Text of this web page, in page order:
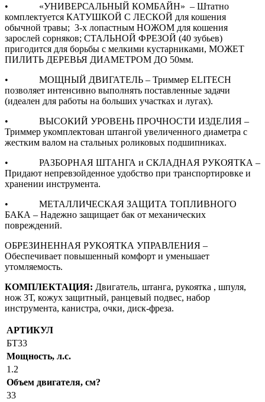
• «УНИВЕРСАЛЬНЫЙ КОМБАЙН» – Штатно
комплектуется КАТУШКОЙ С ЛЕСКОЙ для кошения
обычной травы; 3-х лопастным НОЖОМ для кошения
зарослей сорняков; СТАЛЬНОЙ ФРЕЗОЙ (40 зубьев)
пригодится для борьбы с мелкими кустарниками, МОЖЕТ
ПИЛИТЬ ДЕРЕВЬЯ ДИАМЕТРОМ ДО 50мм.
• МОЩНЫЙ ДВИГАТЕЛЬ – Триммер ELITECH
позволяет интенсивно выполнять поставленные задачи
(идеален для работы на больших участках и лугах).
• ВЫСОКИЙ УРОВЕНЬ ПРОЧНОСТИ ИЗДЕЛИЯ –
Триммер укомплектован штангой увеличенного диаметра с
жестким валом на стальных роликовых подшипниках.
• РАЗБОРНАЯ ШТАНГА и СКЛАДНАЯ РУКОЯТКА –
Придают непревзойденное удобство при транспортировке и
хранении инструмента.
• МЕТАЛЛИЧЕСКАЯ ЗАЩИТА ТОПЛИВНОГО
БАКА – Надежно защищает бак от механических
повреждений.
ОБРЕЗИНЕННАЯ РУКОЯТКА УПРАВЛЕНИЯ –
Обеспечивает повышенный комфорт и уменьшает
утомляемость.
КОМПЛЕКТАЦИЯ: Двигатель, штанга, рукоятка , шпуля,
нож 3Т, кожух защитный, ранцевый подвес, набор
инструмента, канистра, очки, диск-фреза.
АРТИКУЛ
БТ33
Мощность, л.с.
1.2
Объем двигателя, см?
33